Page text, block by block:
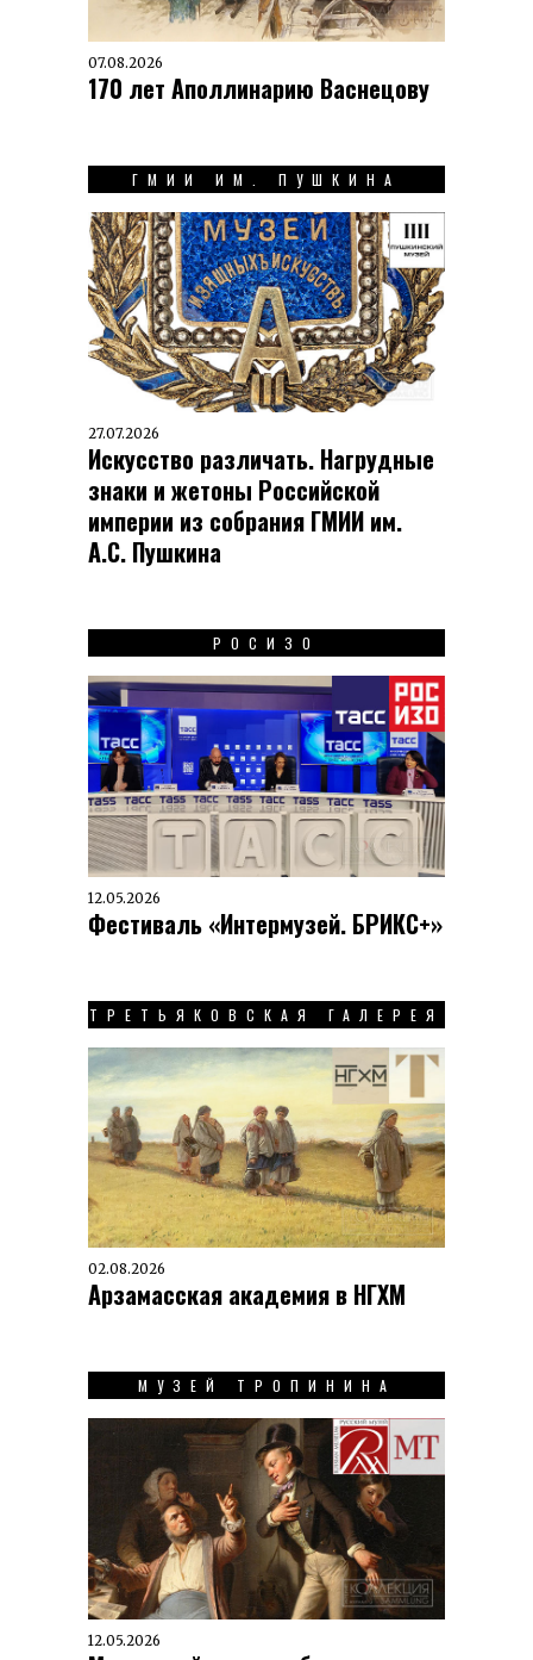
07.08.2026
170 лет Аполлинарию Васнецову
ГМИИ ИМ. ПУШКИНА
27.07.2026
Искусство различать. Нагрудные
знаки и жетоны Российской
империи из собрания ГМИИ им.
А.С. Пушкина
РОСИЗО
12.05.2026
Фестиваль «Интермузей. БРИКС+»
ТРЕТЬЯКОВСКАЯ ГАЛЕРЕЯ
02.08.2026
Арзамасская академия в НГХМ
МУЗЕЙ ТРОПИНИНА
12.05.2026